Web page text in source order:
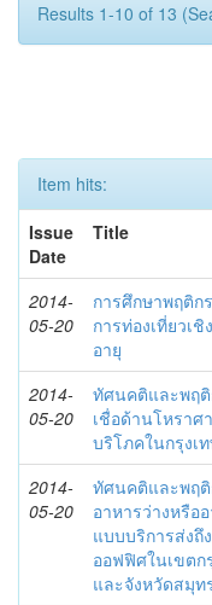
Results 1-10 of 13
Item hits:
Issue
Date
Title
2014-
05-20
การศึกษาพฤติ
การท่องเที่ยวเ
อายุ
2014-
05-20
ทัศนคติและพฤ
เชื่อด้านโหราศ
บริโภคในกรุงเ
2014-
05-20
ทัศนคติและพฤติ
อาหารว่างหรือ
แบบบริการส่งถึ
ออฟฟิศในเขตก
และจังหวัดสมุท